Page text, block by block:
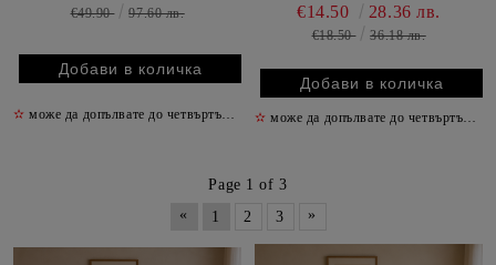
€49.90 97.60 лв.
✫ може да допълвате до четвъртък включително ✫
€14.50
28.36 лв.
€18.50 36.18 лв.
✫ може да допълвате до четвъртък включително
Page 1 of 3
«
1 2 3 »